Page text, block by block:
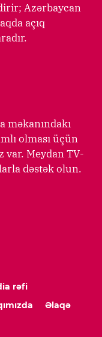
Azərbaycan
açıq
məkanındakı
olması üçün
var. Meydan TV-
dəstək olun.
rəfi
Əlaqə